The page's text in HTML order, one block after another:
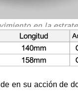
en la
en su acción de